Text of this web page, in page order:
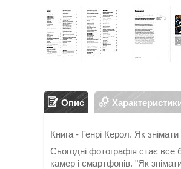
Опис
Книга - Генрі Керол. Як знімати
Сьогодні фотографія стає все
камер і смартфонів. "Як